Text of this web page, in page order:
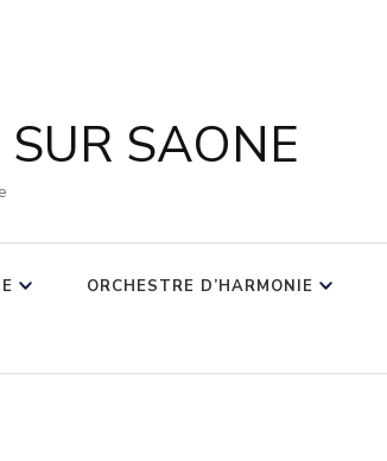
SAONE
ORCHESTRE D’HARMONIE